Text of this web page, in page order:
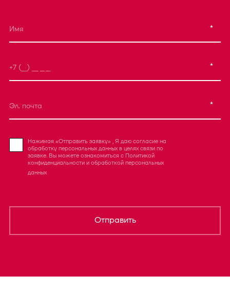
*
*
*
Нажимая «Отправить заявку» , Я даю согласие на
обработку персональных данных в целях связи по
заявке. Вы можете ознакомиться с Политикой
конфиденциальности и обработкой персональных
данных
Отправить